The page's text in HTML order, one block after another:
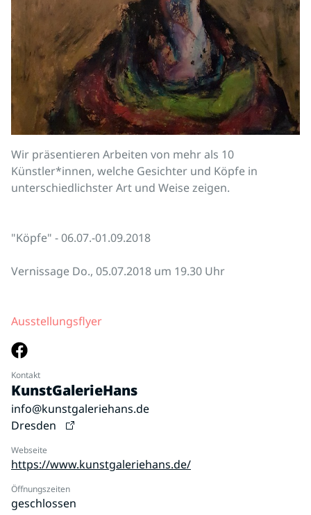
Wir präsentieren Arbeiten von mehr als 10
Künstler*innen, welche Gesichter und Köpfe in
unterschiedlichster Art und Weise zeigen.
"Köpfe" - 06.07.-01.09.2018
Vernissage Do., 05.07.2018 um 19.30 Uhr
Ausstellungsflyer
Kontakt
KunstGalerieHans
info@kunstgaleriehans.de
Dresden
Webseite
https://www.kunstgaleriehans.de/
Öffnungszeiten
geschlossen